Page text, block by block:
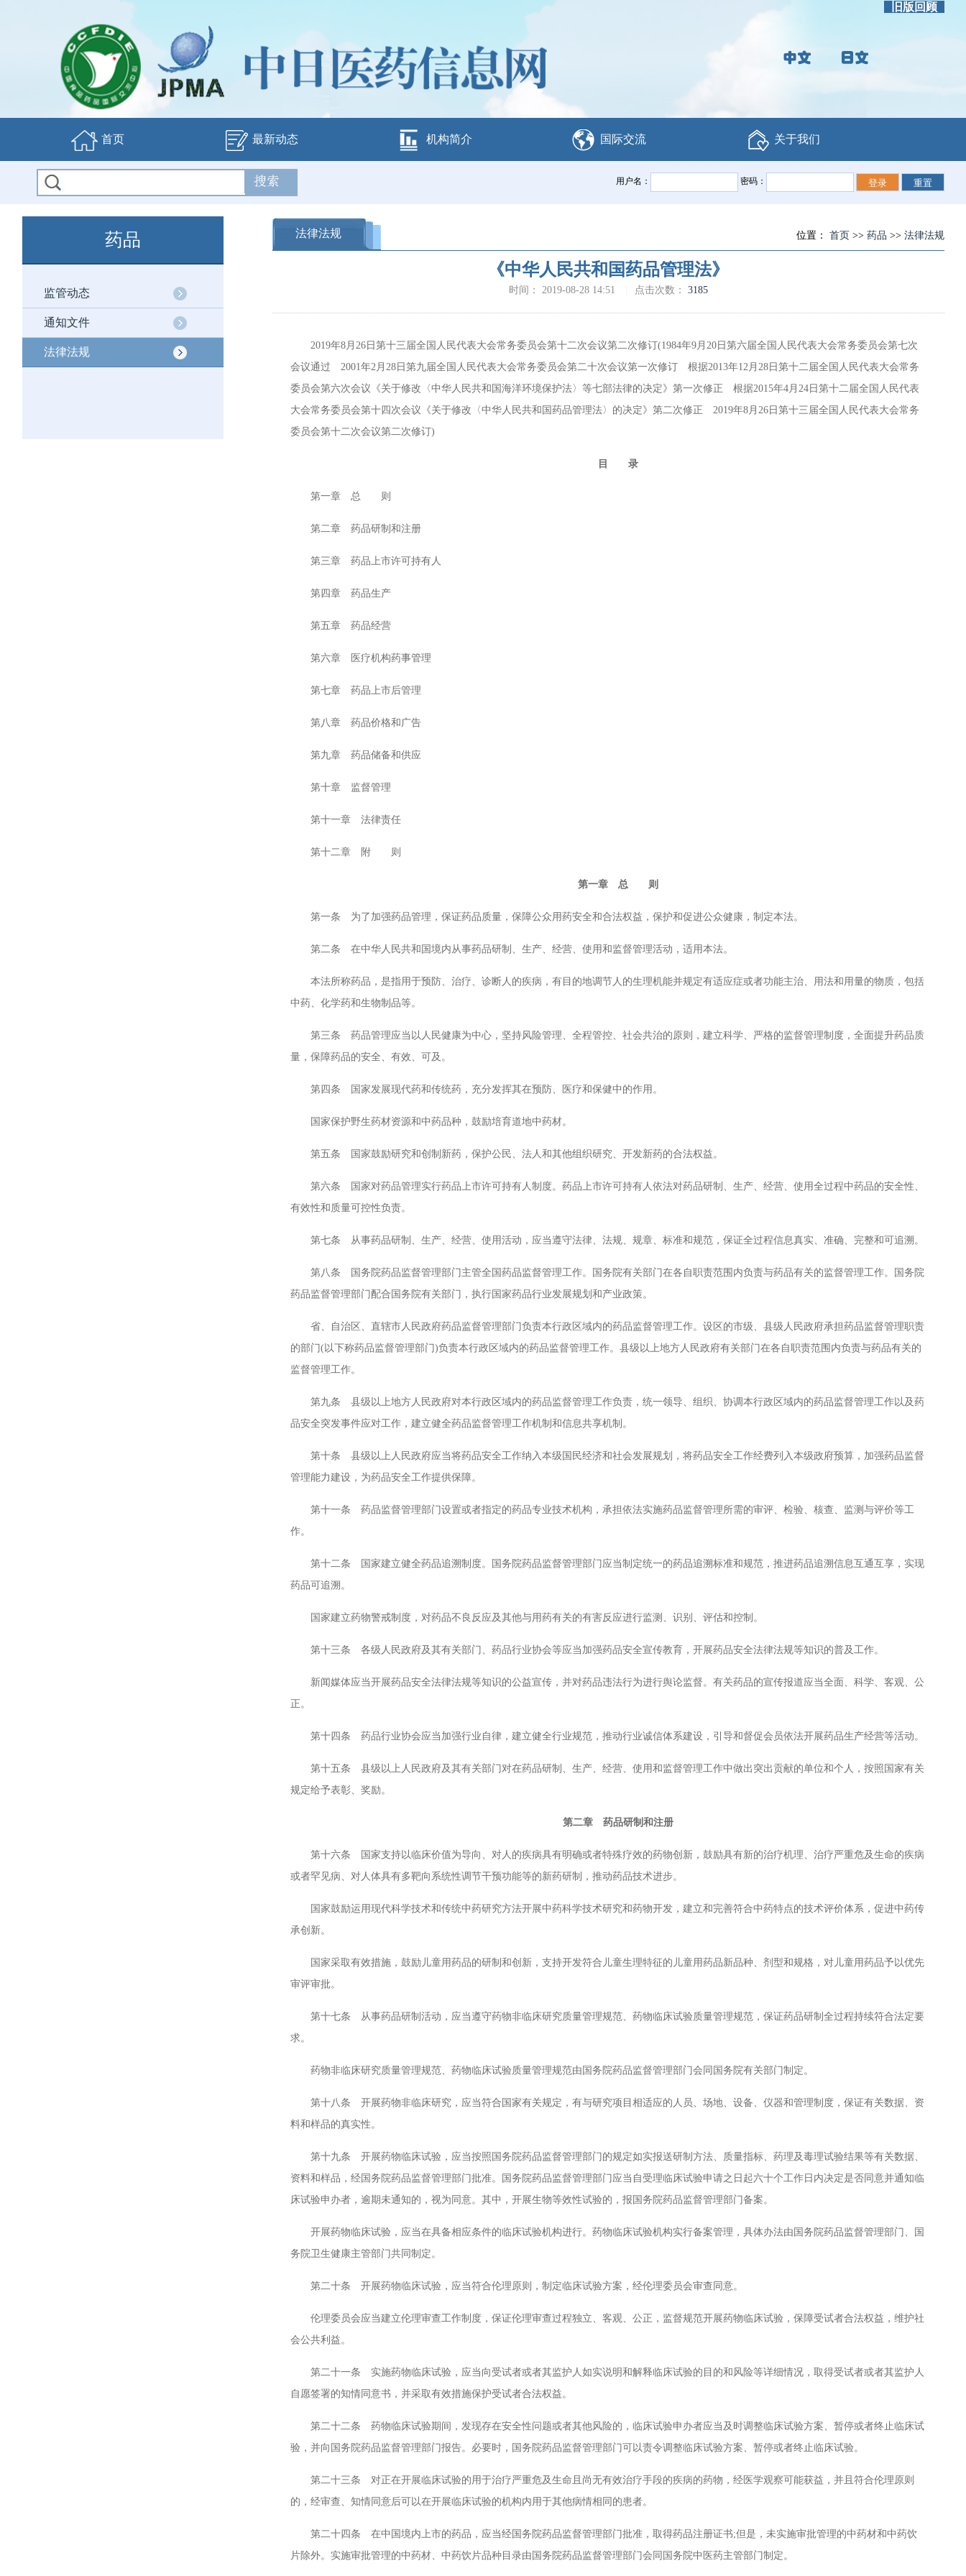
旧版回顾
首页 最新动态 机构简介 国际交流 关于我们
用户名： 密码：
药品
监管动态
通知文件
法律法规
法律法规 位置： 首页 >> 药品 >> 法律法规
《中华人民共和国药品管理法》
时间： 2019-08-28 14:51 点击次数： 3185
2019年8月26日第十三届全国人民代表大会常务委员会第十二次会议第二次修订(1984年9月20日第六届全国人民代表大会常务委员会第七次
会议通过 2001年2月28日第九届全国人民代表大会常务委员会第二十次会议第一次修订 根据2013年12月28日第十二届全国人民代表大会常务
委员会第六次会议《关于修改〈中华人民共和国海洋环境保护法〉等七部法律的决定》第一次修正 根据2015年4月24日第十二届全国人民代表
大会常务委员会第十四次会议《关于修改〈中华人民共和国药品管理法〉的决定》第二次修正 2019年8月26日第十三届全国人民代表大会常务
委员会第十二次会议第二次修订)
目 录
第一章 总 则
第二章 药品研制和注册
第三章 药品上市许可持有人
第四章 药品生产
第五章 药品经营
第六章 医疗机构药事管理
第七章 药品上市后管理
第八章 药品价格和广告
第九章 药品储备和供应
第十章 监督管理
第十一章 法律责任
第十二章 附 则
第一章 总 则
第一条 为了加强药品管理，保证药品质量，保障公众用药安全和合法权益，保护和促进公众健康，制定本法。
第二条 在中华人民共和国境内从事药品研制、生产、经营、使用和监督管理活动，适用本法。
本法所称药品，是指用于预防、治疗、诊断人的疾病，有目的地调节人的生理机能并规定有适应症或者功能主治、用法和用量的物质，包括
中药、化学药和生物制品等。
第三条 药品管理应当以人民健康为中心，坚持风险管理、全程管控、社会共治的原则，建立科学、严格的监督管理制度，全面提升药品质
量，保障药品的安全、有效、可及。
第四条 国家发展现代药和传统药，充分发挥其在预防、医疗和保健中的作用。
国家保护野生药材资源和中药品种，鼓励培育道地中药材。
第五条 国家鼓励研究和创制新药，保护公民、法人和其他组织研究、开发新药的合法权益。
第六条 国家对药品管理实行药品上市许可持有人制度。药品上市许可持有人依法对药品研制、生产、经营、使用全过程中药品的安全性、
有效性和质量可控性负责。
第七条 从事药品研制、生产、经营、使用活动，应当遵守法律、法规、规章、标准和规范，保证全过程信息真实、准确、完整和可追溯。
第八条 国务院药品监督管理部门主管全国药品监督管理工作。国务院有关部门在各自职责范围内负责与药品有关的监督管理工作。国务院
药品监督管理部门配合国务院有关部门，执行国家药品行业发展规划和产业政策。
省、自治区、直辖市人民政府药品监督管理部门负责本行政区域内的药品监督管理工作。设区的市级、县级人民政府承担药品监督管理职责
的部门(以下称药品监督管理部门)负责本行政区域内的药品监督管理工作。县级以上地方人民政府有关部门在各自职责范围内负责与药品有关的
监督管理工作。
第九条 县级以上地方人民政府对本行政区域内的药品监督管理工作负责，统一领导、组织、协调本行政区域内的药品监督管理工作以及药
品安全突发事件应对工作，建立健全药品监督管理工作机制和信息共享机制。
第十条 县级以上人民政府应当将药品安全工作纳入本级国民经济和社会发展规划，将药品安全工作经费列入本级政府预算，加强药品监督
管理能力建设，为药品安全工作提供保障。
第十一条 药品监督管理部门设置或者指定的药品专业技术机构，承担依法实施药品监督管理所需的审评、检验、核查、监测与评价等工
作。
第十二条 国家建立健全药品追溯制度。国务院药品监督管理部门应当制定统一的药品追溯标准和规范，推进药品追溯信息互通互享，实现
药品可追溯。
国家建立药物警戒制度，对药品不良反应及其他与用药有关的有害反应进行监测、识别、评估和控制。
第十三条 各级人民政府及其有关部门、药品行业协会等应当加强药品安全宣传教育，开展药品安全法律法规等知识的普及工作。
新闻媒体应当开展药品安全法律法规等知识的公益宣传，并对药品违法行为进行舆论监督。有关药品的宣传报道应当全面、科学、客观、公
正。
第十四条 药品行业协会应当加强行业自律，建立健全行业规范，推动行业诚信体系建设，引导和督促会员依法开展药品生产经营等活动。
第十五条 县级以上人民政府及其有关部门对在药品研制、生产、经营、使用和监督管理工作中做出突出贡献的单位和个人，按照国家有关
规定给予表彰、奖励。
第二章 药品研制和注册
第十六条 国家支持以临床价值为导向、对人的疾病具有明确或者特殊疗效的药物创新，鼓励具有新的治疗机理、治疗严重危及生命的疾病
或者罕见病、对人体具有多靶向系统性调节干预功能等的新药研制，推动药品技术进步。
国家鼓励运用现代科学技术和传统中药研究方法开展中药科学技术研究和药物开发，建立和完善符合中药特点的技术评价体系，促进中药传
承创新。
国家采取有效措施，鼓励儿童用药品的研制和创新，支持开发符合儿童生理特征的儿童用药品新品种、剂型和规格，对儿童用药品予以优先
审评审批。
第十七条 从事药品研制活动，应当遵守药物非临床研究质量管理规范、药物临床试验质量管理规范，保证药品研制全过程持续符合法定要
求。
药物非临床研究质量管理规范、药物临床试验质量管理规范由国务院药品监督管理部门会同国务院有关部门制定。
第十八条 开展药物非临床研究，应当符合国家有关规定，有与研究项目相适应的人员、场地、设备、仪器和管理制度，保证有关数据、资
料和样品的真实性。
第十九条 开展药物临床试验，应当按照国务院药品监督管理部门的规定如实报送研制方法、质量指标、药理及毒理试验结果等有关数据、
资料和样品，经国务院药品监督管理部门批准。国务院药品监督管理部门应当自受理临床试验申请之日起六十个工作日内决定是否同意并通知临
床试验申办者，逾期未通知的，视为同意。其中，开展生物等效性试验的，报国务院药品监督管理部门备案。
开展药物临床试验，应当在具备相应条件的临床试验机构进行。药物临床试验机构实行备案管理，具体办法由国务院药品监督管理部门、国
务院卫生健康主管部门共同制定。
第二十条 开展药物临床试验，应当符合伦理原则，制定临床试验方案，经伦理委员会审查同意。
伦理委员会应当建立伦理审查工作制度，保证伦理审查过程独立、客观、公正，监督规范开展药物临床试验，保障受试者合法权益，维护社
会公共利益。
第二十一条 实施药物临床试验，应当向受试者或者其监护人如实说明和解释临床试验的目的和风险等详细情况，取得受试者或者其监护人
自愿签署的知情同意书，并采取有效措施保护受试者合法权益。
第二十二条 药物临床试验期间，发现存在安全性问题或者其他风险的，临床试验申办者应当及时调整临床试验方案、暂停或者终止临床试
验，并向国务院药品监督管理部门报告。必要时，国务院药品监督管理部门可以责令调整临床试验方案、暂停或者终止临床试验。
第二十三条 对正在开展临床试验的用于治疗严重危及生命且尚无有效治疗手段的疾病的药物，经医学观察可能获益，并且符合伦理原则
的，经审查、知情同意后可以在开展临床试验的机构内用于其他病情相同的患者。
第二十四条 在中国境内上市的药品，应当经国务院药品监督管理部门批准，取得药品注册证书;但是，未实施审批管理的中药材和中药饮
片除外。实施审批管理的中药材、中药饮片品种目录由国务院药品监督管理部门会同国务院中医药主管部门制定。